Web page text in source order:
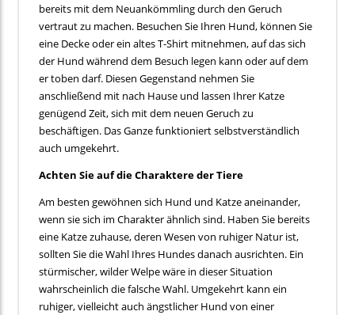
bereits mit dem Neuankömmling durch den Geruch
vertraut zu machen. Besuchen Sie Ihren Hund, können Sie
eine Decke oder ein altes T-Shirt mitnehmen, auf das sich
der Hund während dem Besuch legen kann oder auf dem
er toben darf. Diesen Gegenstand nehmen Sie
anschließend mit nach Hause und lassen Ihrer Katze
genügend Zeit, sich mit dem neuen Geruch zu
beschäftigen. Das Ganze funktioniert selbstverständlich
auch umgekehrt.
Achten Sie auf die Charaktere der Tiere
Am besten gewöhnen sich Hund und Katze aneinander,
wenn sie sich im Charakter ähnlich sind. Haben Sie bereits
eine Katze zuhause, deren Wesen von ruhiger Natur ist,
sollten Sie die Wahl Ihres Hundes danach ausrichten. Ein
stürmischer, wilder Welpe wäre in dieser Situation
wahrscheinlich die falsche Wahl. Umgekehrt kann ein
ruhiger, vielleicht auch ängstlicher Hund von einer